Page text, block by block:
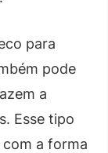
para
pode
a
Esse tipo
a forma